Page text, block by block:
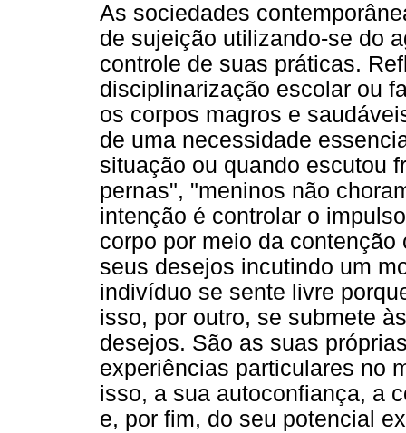
As sociedades
de sujeição utilizando-se do
controle de suas práticas.
disciplinarização escolar ou
os corpos magros e
de uma necessidade
situação ou quando escutou
pernas", "meninos não
intenção é controlar o
corpo por meio da
seus desejos incutindo um
indivíduo se sente livre
isso, por outro, se submete
desejos. São as suas
experiências particulares no
isso, a sua autoconfiança, a
e, por fim, do seu potencial